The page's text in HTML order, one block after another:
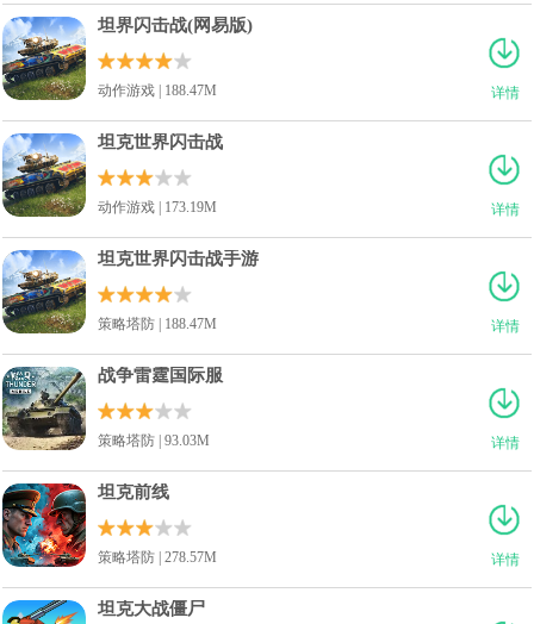
详情
坦界闪击战(网易版)
动作游戏 | 188.47M
详情
坦克世界闪击战
动作游戏 | 173.19M
详情
坦克世界闪击战手游
策略塔防 | 188.47M
详情
战争雷霆国际服
策略塔防 | 93.03M
详情
坦克前线
策略塔防 | 278.57M
坦克大战僵尸